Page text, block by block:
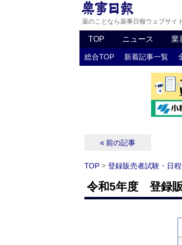
薬のことなら薬事日報ウェブサイト
TOP ニュース 業
総合TOP 新着記事一覧
« 前の記事
TOP > 登録販売者試験・日
令和5年度 登録